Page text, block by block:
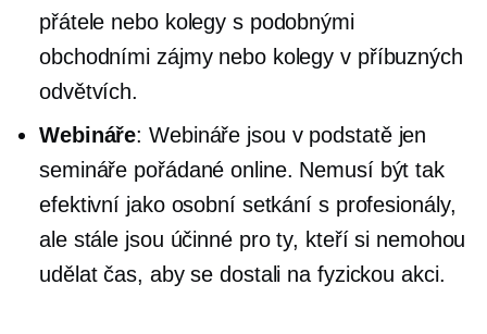
přátele nebo kolegy s podobnými
obchodními zájmy nebo kolegy v příbuzných
odvětvích.
Webináře: Webináře jsou v podstatě jen
semináře pořádané online. Nemusí být tak
efektivní jako osobní setkání s profesionály,
ale stále jsou účinné pro ty, kteří si nemohou
udělat čas, aby se dostali na fyzickou akci.